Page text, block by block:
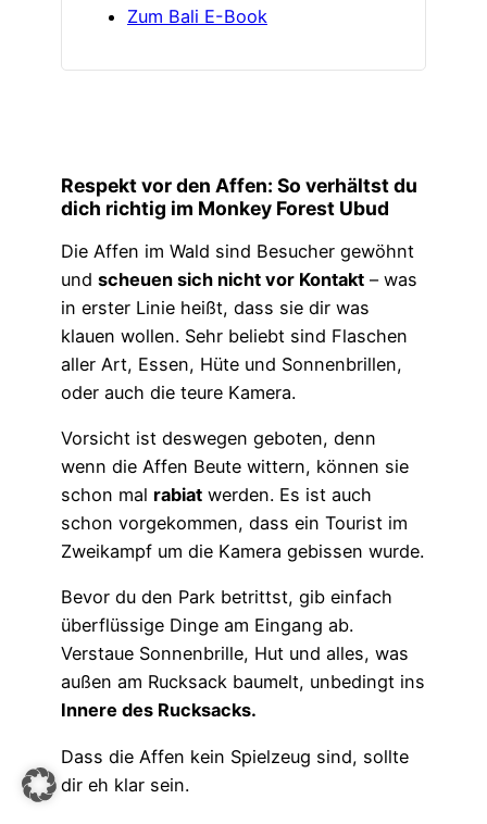
Zum Bali E-Book
Respekt vor den Affen: So verhältst du
dich richtig im Monkey Forest Ubud
Die Affen im Wald sind Besucher gewöhnt
und scheuen sich nicht vor Kontakt – was
in erster Linie heißt, dass sie dir was
klauen wollen. Sehr beliebt sind Flaschen
aller Art, Essen, Hüte und Sonnenbrillen,
oder auch die teure Kamera.
Vorsicht ist deswegen geboten, denn
wenn die Affen Beute wittern, können sie
schon mal rabiat werden. Es ist auch
schon vorgekommen, dass ein Tourist im
Zweikampf um die Kamera gebissen wurde.
Bevor du den Park betrittst, gib einfach
überflüssige Dinge am Eingang ab.
Verstaue Sonnenbrille, Hut und alles, was
außen am Rucksack baumelt, unbedingt ins
Innere des Rucksacks.
Dass die Affen kein Spielzeug sind, sollte
dir eh klar sein.